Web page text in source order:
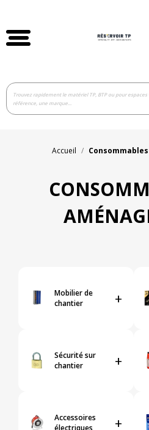
Accueil
Mobilier de
chantier
+
Sécurité sur
chantier
+
Accessoires
+